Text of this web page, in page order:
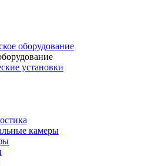
оборудование
установки
камеры